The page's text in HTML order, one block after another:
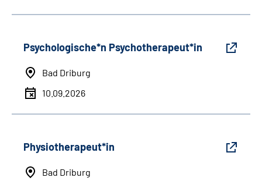
Psychologische*n Psychotherapeut*in
Bad Driburg
10.09.2026
Physiotherapeut*in
Bad Driburg